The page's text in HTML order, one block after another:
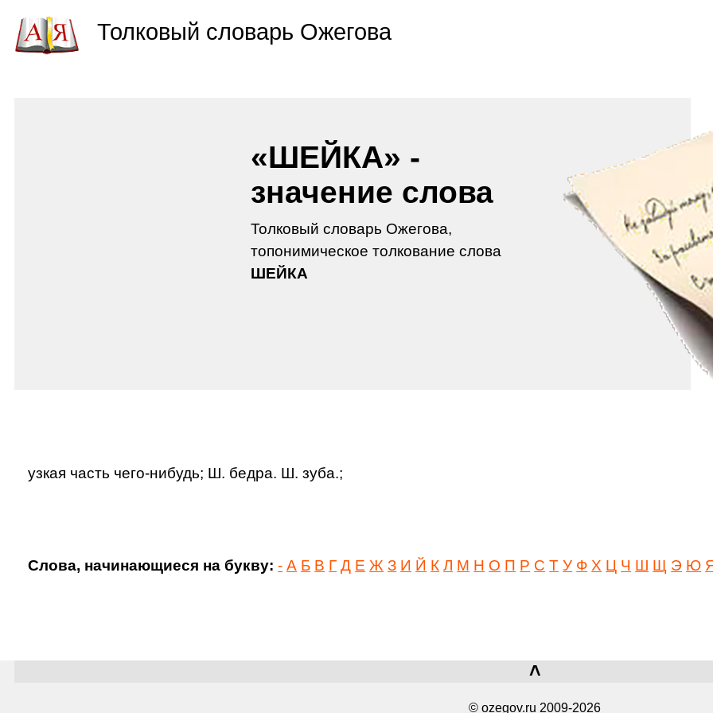
«ШЕЙКА» -
значение слова
Толковый словарь Ожегова,
топонимическое толкование слова
ШЕЙКА
узкая часть чего-нибудь; Ш. бедра. Ш. зуба.;
Слова, начинающиеся на букву: - А Б В Г Д Е Ж З И Й К Л М Н О П Р С Т У Ф Х Ц Ч Ш Щ Э Ю
˄
© ozegov.ru 2009-2026
Толковый словарь Ожегова